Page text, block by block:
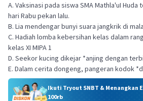
A. Vaksinasi pada siswa SMA Mathla'uI Huda
hari Rabu pekan lalu.
B. Lia mendengar bunyi suara jangkrik di
C. Hadiah lomba kebersihan kelas dalam
kelas XI MIPA 1
D. Seekor kucing dikejar *anjing dengan
Ikuti Tryout SNBT & Menangkan
100rb